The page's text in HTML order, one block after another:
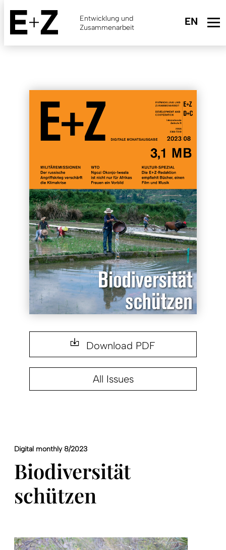
Skip
main
content
Entwicklung und
Zusammenarbeit
Download PDF
All Issues
Digital monthly 8/2023
Biodiversität
schützen